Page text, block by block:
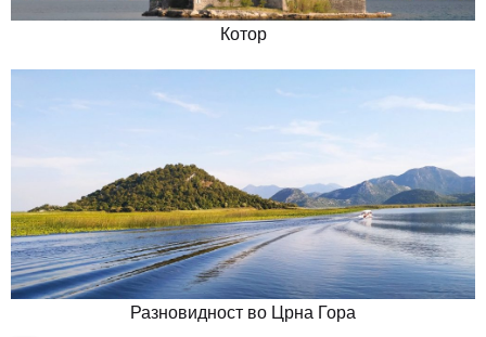
Котор
Разновидност во Црна Гора